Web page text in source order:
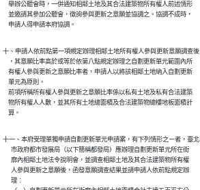
    舉辦公聽會時，一併通知相鄰土地及其合法建築物所有權人前述情形
    並邀請其參加公聽會，徵詢參與更新之意願並協調之。協調不成時，
    申請人得申請本府協調。
十、申請人依前點第一項規定辦理相鄰土地所有權人參與更新意願調查後
    ，其意願比率高於或等於依第八點規定辦理之自劃更新單元範圍內所
    有權人參與更新之意願比率者，申請人以將該相鄰土地納入自劃更新
    單元為原則。
    前項所稱所有權人參與更新之意願比率係以私有土地及私有合法建築
    物所有權人人數，並其所有土地總面積及合法建築物總樓地板面積計
    算。
十一、本府受理單獨申請自劃更新單元申請案，有下列情形之ㄧ者，臺北
      市政府都市發展局（以下簡稱都發局）應辦理自劃更新單元所在街
      廓內相鄰土地法令說明會，並調查相鄰土地及其合法建築物所有權
      人參與更新之意願後，函發意願調查結果並請申請人依前點規定辦
      理︰